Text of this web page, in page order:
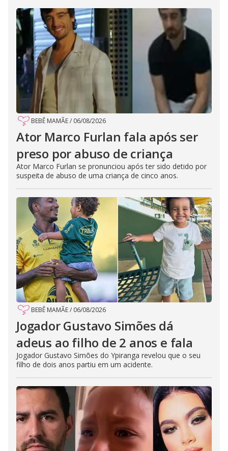
BEBÊ MAMÃE/ 06/08/2026
Ator Marco Furlan fala após ser
preso por abuso de criança
Ator Marco Furlan se pronunciou após ter sido detido por
suspeita de abuso de uma criança de cinco anos.
BEBÊ MAMÃE/ 06/08/2026
Jogador Gustavo Simões dá
adeus ao filho de 2 anos e fala
Jogador Gustavo Simões do Ypiranga revelou que o seu
filho de dois anos partiu em um acidente.